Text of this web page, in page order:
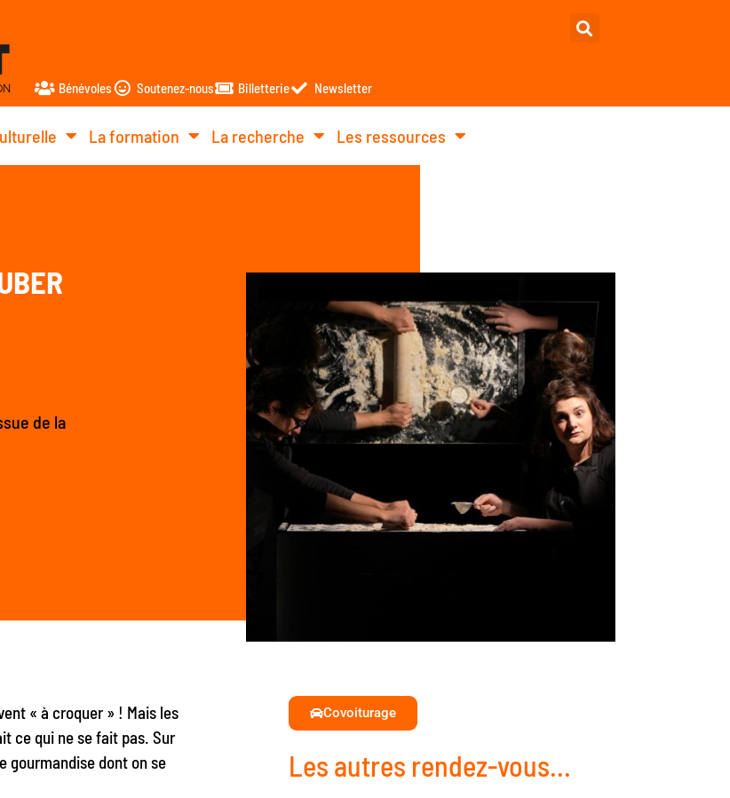
Bénévoles Soutenez-nous Billetterie Newsletter
La formation La recherche Les ressources
de la
« à croquer » ! Mais les
ce qui ne se fait pas. Sur
gourmandise dont on se
Covoiturage
Les autres rendez-vous...